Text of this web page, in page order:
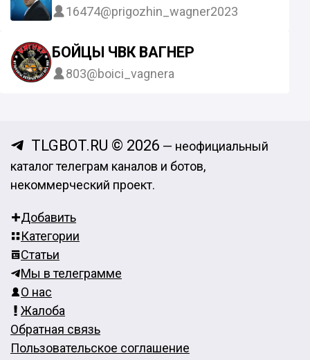
16474@prigozhin_wagner2023
БОЙЦЫ ЧВК ВАГНЕР
803@boici_vagnera
TLGBOT.RU © 2026 — неофициальный
каталог телеграм каналов и ботов,
некоммерческий проект.
Добавить
Категории
Статьи
Мы в телеграмме
О нас
Жалоба
Обратная связь
Пользовательское соглашение